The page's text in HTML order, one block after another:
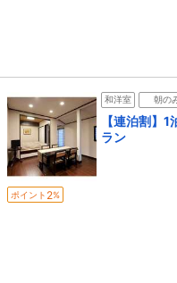
和洋室 朝の
【連泊割】
ラン
ポイント 2%